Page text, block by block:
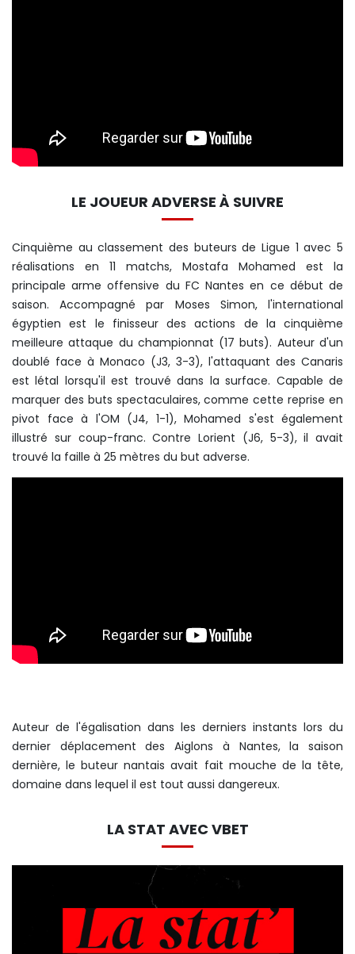
LE JOUEUR ADVERSE À SUIVRE
Cinquième au classement des buteurs de Ligue 1 avec 5
réalisations en 11 matchs, Mostafa Mohamed est la
principale arme offensive du FC Nantes en ce début de
saison. Accompagné par Moses Simon, l'international
égyptien est le finisseur des actions de la cinquième
meilleure attaque du championnat (17 buts). Auteur d'un
doublé face à Monaco (J3, 3-3), l'attaquant des Canaris
est létal lorsqu'il est trouvé dans la surface. Capable de
marquer des buts spectaculaires, comme cette reprise en
pivot face à l'OM (J4, 1-1), Mohamed s'est également
illustré sur coup-franc. Contre Lorient (J6, 5-3), il avait
trouvé la faille à 25 mètres du but adverse.
Auteur de l'égalisation dans les derniers instants lors du
dernier déplacement des Aiglons à Nantes, la saison
dernière, le buteur nantais avait fait mouche de la tête,
domaine dans lequel il est tout aussi dangereux.
LA STAT AVEC VBET